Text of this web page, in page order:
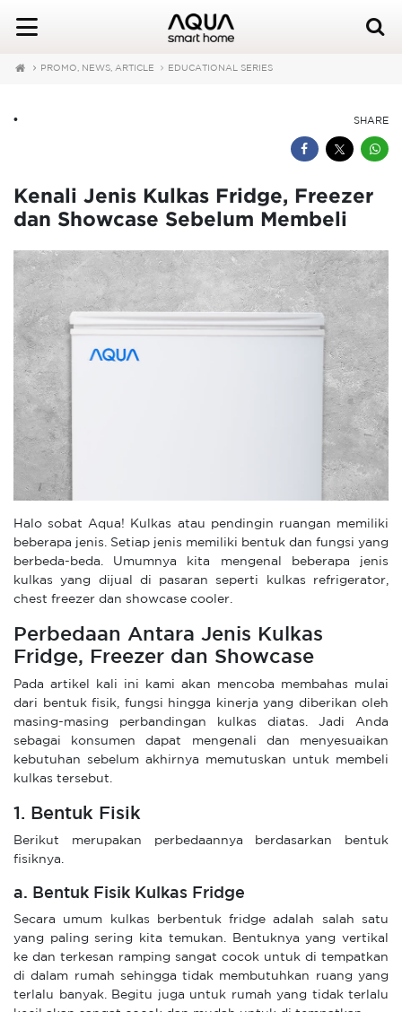
PROMO, NEWS, ARTICLE EDUCATIONAL SERIES
SHARE
•
Kenali Jenis Kulkas Fridge, Freezer
dan Showcase Sebelum Membeli
Halo sobat Aqua! Kulkas atau pendingin ruangan memiliki
beberapa jenis. Setiap jenis memiliki bentuk dan fungsi yang
berbeda-beda. Umumnya kita mengenal beberapa jenis
kulkas yang dijual di pasaran seperti kulkas refrigerator,
chest freezer dan showcase cooler.
Perbedaan Antara Jenis Kulkas
Fridge, Freezer dan Showcase
Pada artikel kali ini kami akan mencoba membahas mulai
dari bentuk fisik, fungsi hingga kinerja yang diberikan oleh
masing-masing perbandingan kulkas diatas. Jadi Anda
sebagai konsumen dapat mengenali dan menyesuaikan
kebutuhan sebelum akhirnya memutuskan untuk membeli
kulkas tersebut.
1. Bentuk Fisik
Berikut merupakan perbedaannya berdasarkan bentuk
fisiknya.
a. Bentuk Fisik Kulkas Fridge
Secara umum kulkas berbentuk fridge adalah salah satu
yang paling sering kita temukan. Bentuknya yang vertikal
ke dan terkesan ramping sangat cocok untuk di tempatkan
di dalam rumah sehingga tidak membutuhkan ruang yang
terlalu banyak. Begitu juga untuk rumah yang tidak terlalu